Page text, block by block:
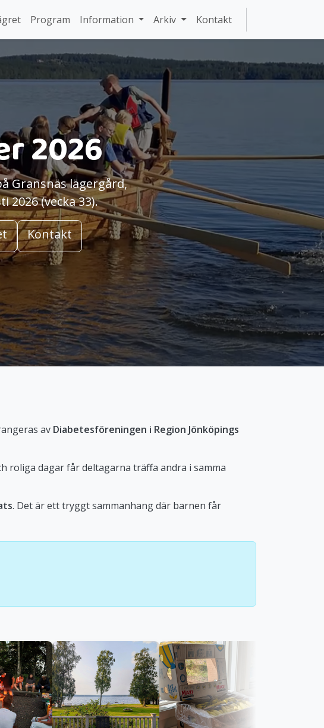
Program Information Arkiv Kontakt
2026
Gransnäs lägergård,
2026 (vecka 33).
Kontakt
av Diabetesföreningen i Region Jönköpings
roliga dagar får deltagarna träffa andra i samma
. Det är ett tryggt sammanhang där barnen får